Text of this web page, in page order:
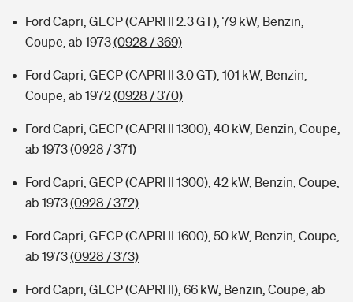
Ford Capri, GECP (CAPRI II 2.3 GT), 79 kW, Benzin,
Coupe, ab 1973(0928 / 369)
Ford Capri, GECP (CAPRI II 3.0 GT), 101 kW, Benzin,
Coupe, ab 1972(0928 / 370)
Ford Capri, GECP (CAPRI II 1300), 40 kW, Benzin, Coupe,
ab 1973(0928 / 371)
Ford Capri, GECP (CAPRI II 1300), 42 kW, Benzin, Coupe,
ab 1973(0928 / 372)
Ford Capri, GECP (CAPRI II 1600), 50 kW, Benzin, Coupe,
ab 1973(0928 / 373)
Ford Capri, GECP (CAPRI II), 66 kW, Benzin, Coupe, ab